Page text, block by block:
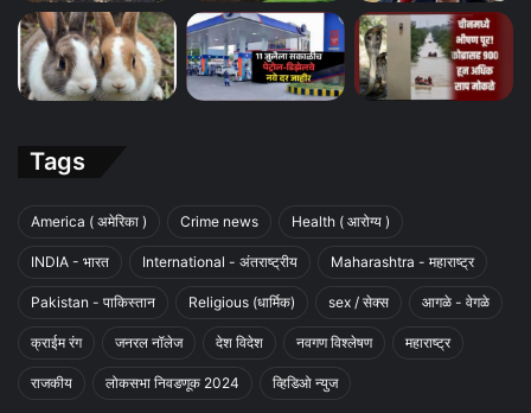
Tags
America ( अमेरिका ) Crime news Health ( आरोग्य )
INDIA - भारत International - अंतराष्ट्रीय Maharashtra - महाराष्ट्र
Pakistan - पाकिस्तान Religious (धार्मिक) sex / सेक्स आगळे - वेगळे
क्राईम रंग जनरल नॉलेज देश विदेश नवगण विश्लेषण महाराष्ट्र
राजकीय लोकसभा निवडणूक 2024 व्हिडिओ न्युज